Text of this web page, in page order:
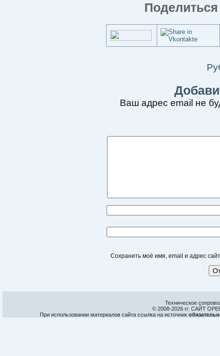
Ваш адрес email не
Сохранить моё имя, email и адрес
Техническое
© 2008-2026 гг. САЙТ
При использовании материалов сайта ссылка на источник